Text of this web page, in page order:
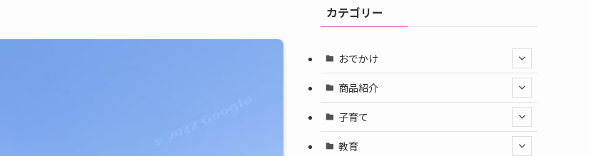
カテゴリー
おでかけ
商品紹介
子育て
教育